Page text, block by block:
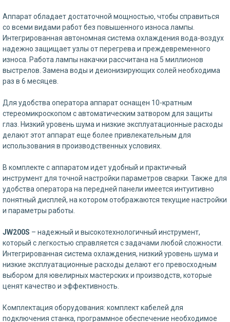
Аппарат обладает достаточной мощностью, чтобы справиться
со всеми видами работ без повышенного износа лампы.
Интегрированная автономная система охлаждения вода-воздух
надежно защищает узлы от перегрева и преждевременного
износа. Работа лампы накачки рассчитана на 5 миллионов
выстрелов. Замена воды и деионизирующих солей необходима
раз в 6 месяцев.
Для удобства оператора аппарат оснащен 10-кратным
стереомикроскопом с автоматическим затвором для защиты
глаз. Низкий уровень шума и низкие эксплуатационные расходы
делают этот аппарат еще более привлекательным для
использования в производственных условиях.
В комплекте с аппаратом идет удобный и практичный
инструмент для точной настройки параметров сварки. Также для
удобства оператора на передней панели имеется интуитивно
понятный дисплей, на котором отображаются текущие настройки
и параметры работы.
JW200S – надежный и высокотехнологичный инструмент,
который с легкостью справляется с задачами любой сложности.
Интегрированная система охлаждения, низкий уровень шума и
низкие эксплуатационные расходы делают его превосходным
выбором для ювелирных мастерских и производств, которые
ценят качество и эффективность.
Комплектация оборудования: комплект кабелей для
подключения станка, программное обеспечение необходимое